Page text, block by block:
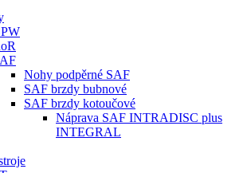
Nohy podpěrné SAF
SAF brzdy bubnové
SAF brzdy kotoučové
Náprava SAF INTRADISC plus
INTEGRAL